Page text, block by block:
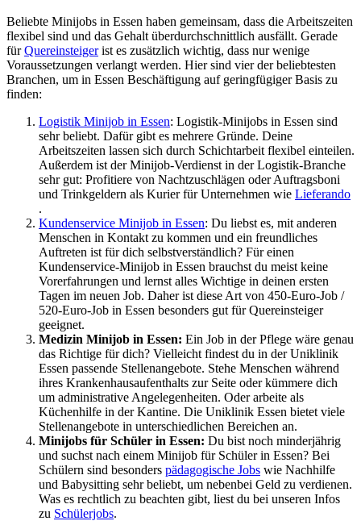
Beliebte Minijobs in Essen haben gemeinsam, dass die Arbeitszeiten
flexibel sind und das Gehalt überdurchschnittlich ausfällt. Gerade
fürQuereinsteigerist es zusätzlich wichtig, dass nur wenige
Voraussetzungen verlangt werden. Hier sind vier der beliebtesten
Branchen, um in Essen Beschäftigung auf geringfügiger Basis zu
finden:
Logistik Minijob in Essen: Logistik-Minijobs in Essen sind
sehr beliebt. Dafür gibt es mehrere Gründe. Deine
Arbeitszeiten lassen sich durch Schichtarbeit flexibel einteilen.
Außerdem ist der Minijob-Verdienst in der Logistik-Branche
sehr gut: Profitiere von Nachtzuschlägen oder Auftragsboni
und Trinkgeldern als Kurier für Unternehmen wie Lieferando
.
Kundenservice Minijob in Essen: Du liebst es, mit anderen
Menschen in Kontakt zu kommen und ein freundliches
Auftreten ist für dich selbstverständlich? Für einen
Kundenservice-Minijob in Essen brauchst du meist keine
Vorerfahrungen und lernst alles Wichtige in deinen ersten
Tagen im neuen Job. Daher ist diese Art von 450-Euro-Job /
520-Euro-Job in Essen besonders gut für Quereinsteiger
geeignet.
Medizin Minijob in Essen: Ein Job in der Pflege wäre genau
das Richtige für dich? Vielleicht findest du in der Uniklinik
Essen passende Stellenangebote. Stehe Menschen während
ihres Krankenhausaufenthalts zur Seite oder kümmere dich
um administrative Angelegenheiten. Oder arbeite als
Küchenhilfe in der Kantine. Die Uniklinik Essen bietet viele
Stellenangebote in unterschiedlichen Bereichen an.
Minijobs für Schüler in Essen: Du bist noch minderjährig
und suchst nach einem Minijob für Schüler in Essen? Bei
Schülern sind besonders pädagogische Jobs wie Nachhilfe
und Babysitting sehr beliebt, um nebenbei Geld zu verdienen.
Was es rechtlich zu beachten gibt, liest du bei unseren Infos
zu Schülerjobs.